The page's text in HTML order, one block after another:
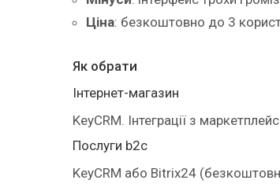
Ціна: безкоштовно до 3
Як обрати
Інтернет-магазин
KeyCRM. Інтеграції з
Послуги b2c
KeyCRM або Bitrix24